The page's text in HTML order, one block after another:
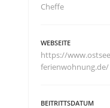
Cheffe
WEBSEITE
https://
ferienwohnung.de/
BEITRITTSDATUM